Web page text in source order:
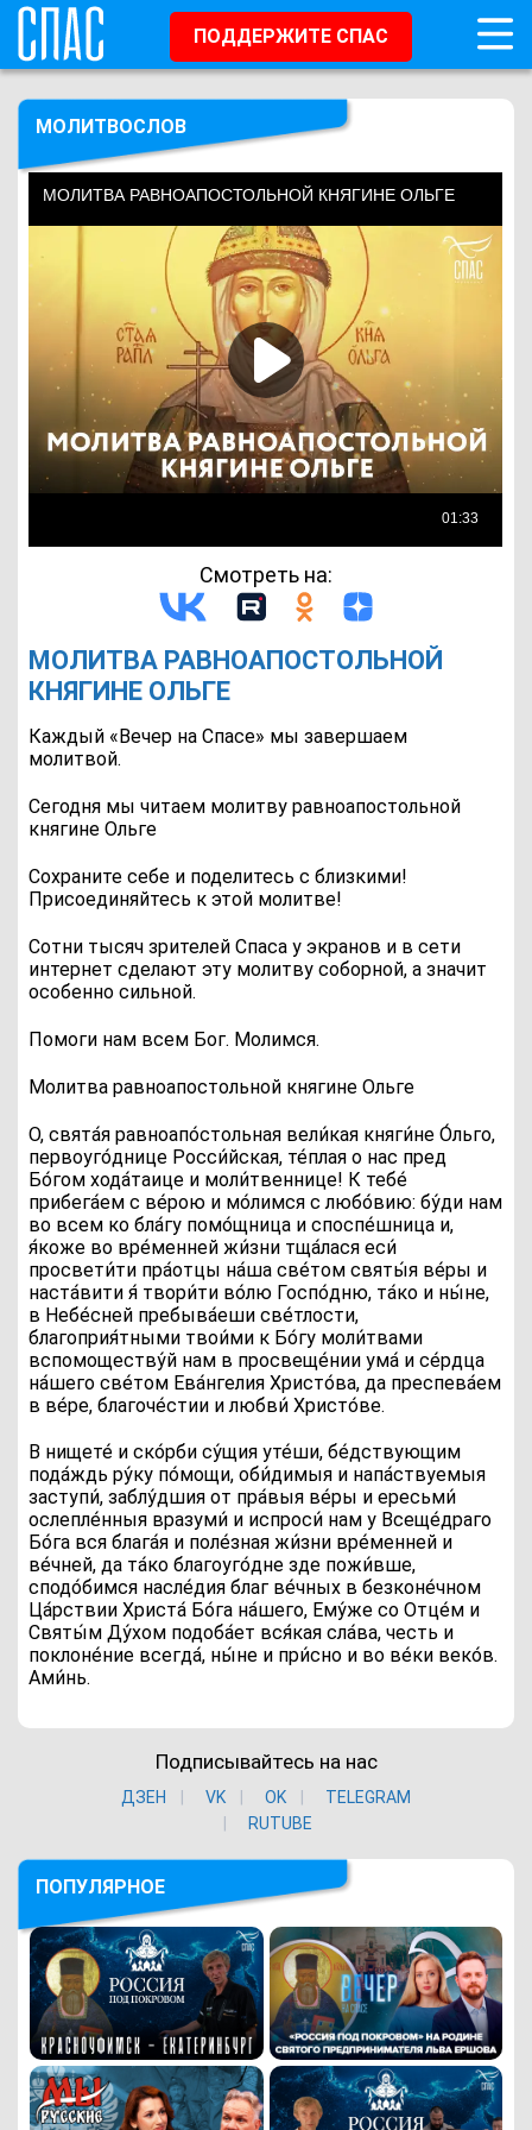
ПОДДЕРЖИТЕ СПАС
МОЛИТВОСЛОВ
Смотреть на:
МОЛИТВА РАВНОАПОСТОЛЬНОЙ
КНЯГИНЕ ОЛЬГЕ
Каждый «Вечер на Спасе» мы завершаем
молитвой.
Сегодня мы читаем молитву равноапостольной
княгине Ольге
Сохраните себе и поделитесь с близкими!
Присоединяйтесь к этой молитве!
Сотни тысяч зрителей Спаса у экранов и в сети
интернет сделают эту молитву соборной, а значит
особенно сильной.
Помоги нам всем Бог. Молимся.
Молитва равноапостольной княгине Ольге
О, свята́я равноапо́стольная вели́кая княги́не О́льго,
первоуго́днице Росси́йская, те́плая о нас пред
Бо́гом хода́таице и моли́твеннице! К тебе́
прибега́ем с ве́рою и мо́лимся с любо́вию: бу́ди нам
во всем ко бла́гу помо́щница и споспе́шница и,
я́коже во вре́менней жи́зни тща́лася еси́
просвети́ти пра́отцы на́ша све́том святы́я ве́ры и
наста́вити я́ твори́ти во́лю Госпо́дню, та́ко и ны́не,
в Небе́сней пребыва́еши све́тлости,
благоприя́тными твои́ми к Бо́гу моли́твами
вспомоществу́й нам в просвеще́нии ума́ и се́рдца
на́шего све́том Ева́нгелия Христо́ва, да преспева́ем
в ве́ре, благоче́стии и любви́ Христо́ве.
В нищете́ и ско́рби су́щия уте́ши, бе́дствующим
пода́ждь ру́ку по́мощи, оби́димыя и напа́ствуемыя
заступи́, заблу́дшия от пра́выя ве́ры и ересьми́
ослепле́нныя вразуми́ и испроси́ нам у Всеще́драго
Бо́га вся блага́я и поле́зная жи́зни вре́менней и
ве́чней, да та́ко благоуго́дне зде пожи́вше,
сподо́бимся насле́дия благ ве́чных в безконе́чном
Ца́рствии Христа́ Бо́га на́шего, Ему́же со Отце́м и
Святы́м Ду́хом подоба́ет вся́кая сла́ва, честь и
поклоне́ние всегда́, ны́не и при́сно и во ве́ки веко́в.
Ами́нь.
Подписывайтесь на нас
ДЗЕН VK ОK
TELEGRAM
RUTUBE
ПОПУЛЯРНОЕ